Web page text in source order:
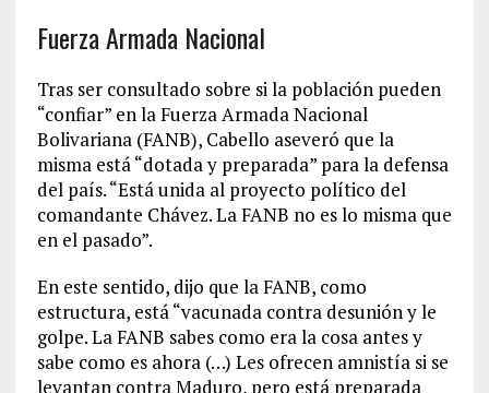
Fuerza Armada Nacional
Tras ser consultado sobre si la población pueden
“confiar” en la Fuerza Armada Nacional
Bolivariana (FANB), Cabello aseveró que la
misma está “dotada y preparada” para la defensa
del país. “Está unida al proyecto político del
comandante Chávez. La FANB no es lo misma que
en el pasado”.
En este sentido, dijo que la FANB, como
estructura, está “vacunada contra desunión y le
golpe. La FANB sabes como era la cosa antes y
sabe como es ahora (…) Les ofrecen amnistía si se
levantan contra Maduro, pero está preparada